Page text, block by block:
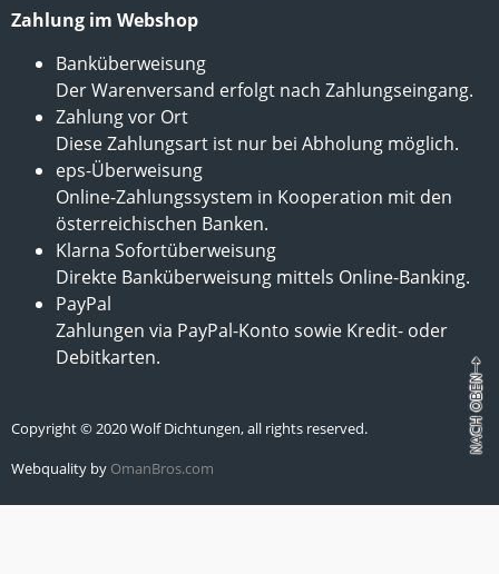
Zahlung im Webshop
Banküberweisung
Der Warenversand erfolgt nach Zahlungseingang.
Zahlung vor Ort
Diese Zahlungsart ist nur bei Abholung möglich.
eps-Überweisung
Online-Zahlungssystem in Kooperation mit den
österreichischen Banken.
Klarna Sofortüberweisung
Direkte Banküberweisung mittels Online-Banking.
PayPal
Zahlungen via PayPal-Konto sowie Kredit- oder
Debitkarten.
Copyright © 2020 Wolf Dichtungen, all rights reserved.
Webquality by OmanBros.com